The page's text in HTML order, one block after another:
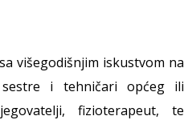
višegodišnjim iskustvom na
sestre i tehničari općeg ili
fizioterapeut, te